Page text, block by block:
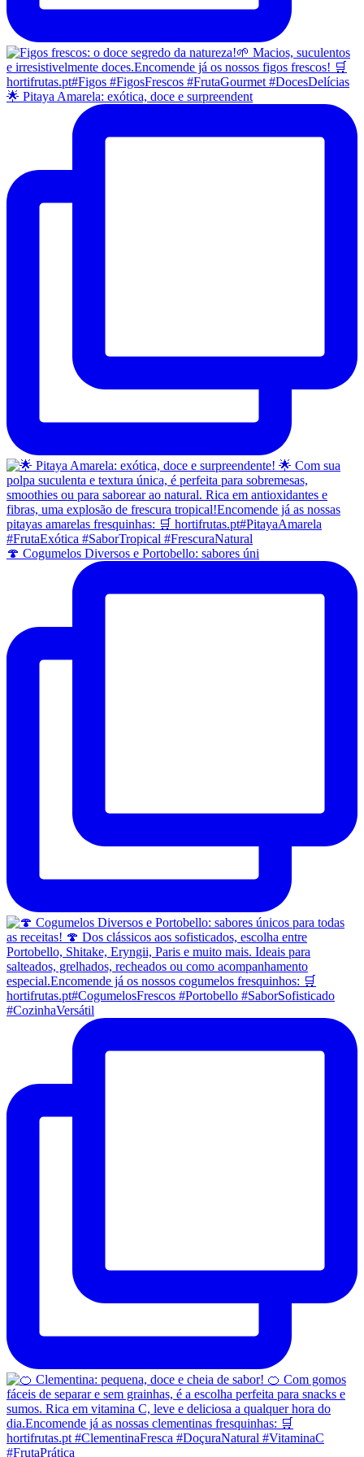
🌟 Pitaya Amarela: exótica, doce e surpreendent
🍄 Cogumelos Diversos e Portobello: sabores úni